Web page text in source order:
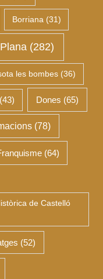
Borriana (31)
(282)
les bombes (36)
(43) Dones (65)
(78)
(64)
de Castelló
(52)